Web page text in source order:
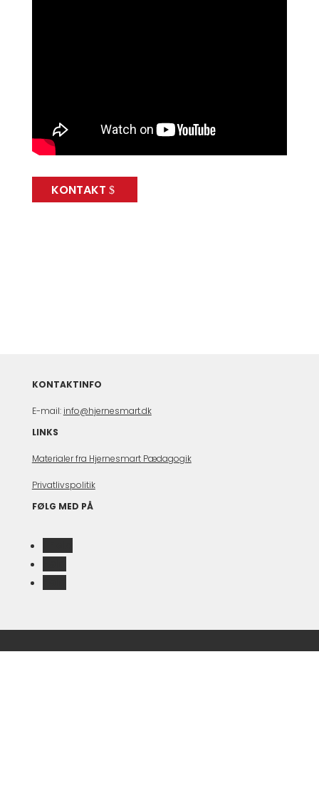
KONTAKT
KONTAKTINFO
E-mail: info@hjernesmart.dk
LINKS
Materialer fra Hjernesmart Pædagogik
Privatlivspolitik
FØLG MED PÅ